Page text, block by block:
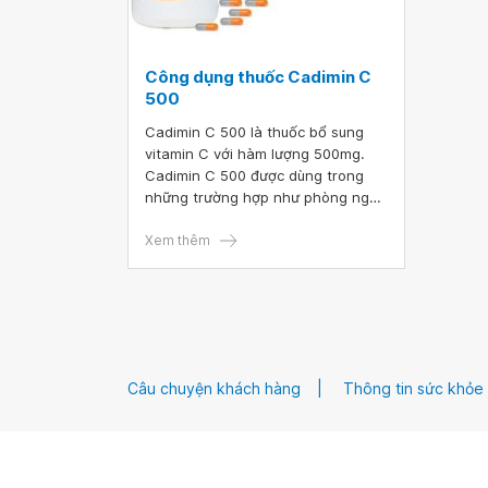
Công dụng thuốc Cadimin C
500
Cadimin C 500 là thuốc bổ sung
vitamin C với hàm lượng 500mg.
Cadimin C 500 được dùng trong
những trường hợp như phòng ngừa
kháng và điều trị bệnh Scorbut.
Xem thêm
Câu chuyện khách hàng Thông tin sức khỏe